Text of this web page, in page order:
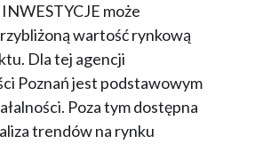
może
wartość rynkową
Dla tej agencji
Poznań jest podstawowym
Poza tym dostępna
trendów na rynku